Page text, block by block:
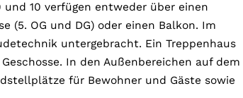
und 10 verfügen entweder über einen
(5. OG und DG) oder einen Balkon. Im
untergebracht. Ein Treppenhaus
In den Außenbereichen auf dem
für Bewohner und Gäste sowie